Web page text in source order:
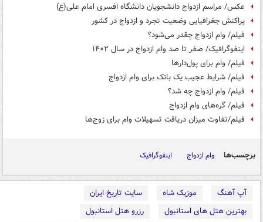
عکس/ مراسم ازدواج دانشجویان دانشگاه افسری امام علی(ع)
پراکنش جغرافیایی وضعیت تجرد و ازدواج در کشور
فیلم/ وام ازدواج چقدر می‌شود؟
اینفوگرافیک/ صفر تا صد وام ازدواج در سال ۱۴۰۲
فیلم/ وام برای پول‌دارها
فیلم/ شرایط عجیب یک بانک برای وام ازدواج
فیلم/ وام ازدواج چه شد؟
فیلم/ گره‌های وام ازدواج
فیلم/تفاوت میزان دریافت تسهیلات وام برای زوج‌ها
برچسب‌ها وام ازدواج اینفوگرافیک
آپ آهنگ موزیک شاه
سایت تاریخ ایران
بهترین هتل های استانبول
رزرو هتل استانبول